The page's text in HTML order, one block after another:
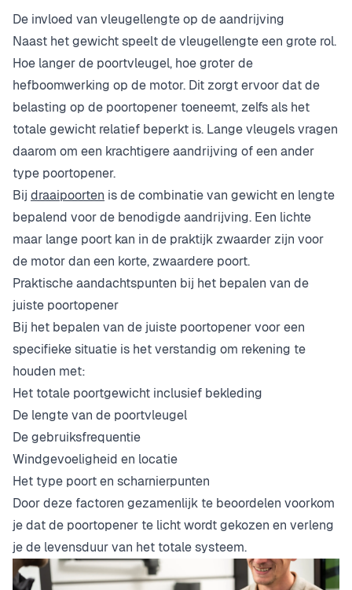
De invloed van vleugellengte op de aandrijving
Naast het gewicht speelt de vleugellengte een grote rol.
Hoe langer de poortvleugel, hoe groter de
hefboomwerking op de motor. Dit zorgt ervoor dat de
belasting op de poortopener toeneemt, zelfs als het
totale gewicht relatief beperkt is. Lange vleugels vragen
daarom om een krachtigere aandrijving of een ander
type poortopener.
Bij draaipoorten is de combinatie van gewicht en lengte
bepalend voor de benodigde aandrijving. Een lichte
maar lange poort kan in de praktijk zwaarder zijn voor
de motor dan een korte, zwaardere poort.
Praktische aandachtspunten bij het bepalen van de
juiste poortopener
Bij het bepalen van de juiste poortopener voor een
specifieke situatie is het verstandig om rekening te
houden met:
Het totale poortgewicht inclusief bekleding
De lengte van de poortvleugel
De gebruiksfrequentie
Windgevoeligheid en locatie
Het type poort en scharnierpunten
Door deze factoren gezamenlijk te beoordelen voorkom
je dat de poortopener te licht wordt gekozen en verleng
je de levensduur van het totale systeem.